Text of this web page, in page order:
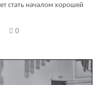
стать началом хорошей
0